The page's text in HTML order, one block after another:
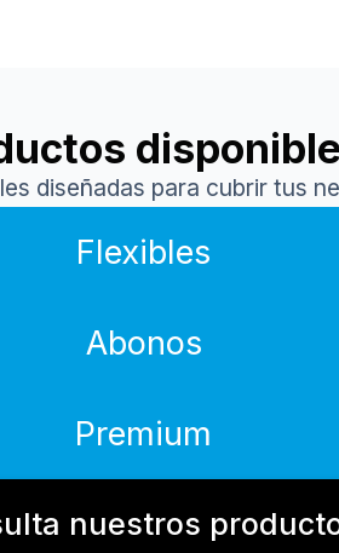
diseñadas para cubrir tus
Flexibles
Abonos
Premium
nuestros